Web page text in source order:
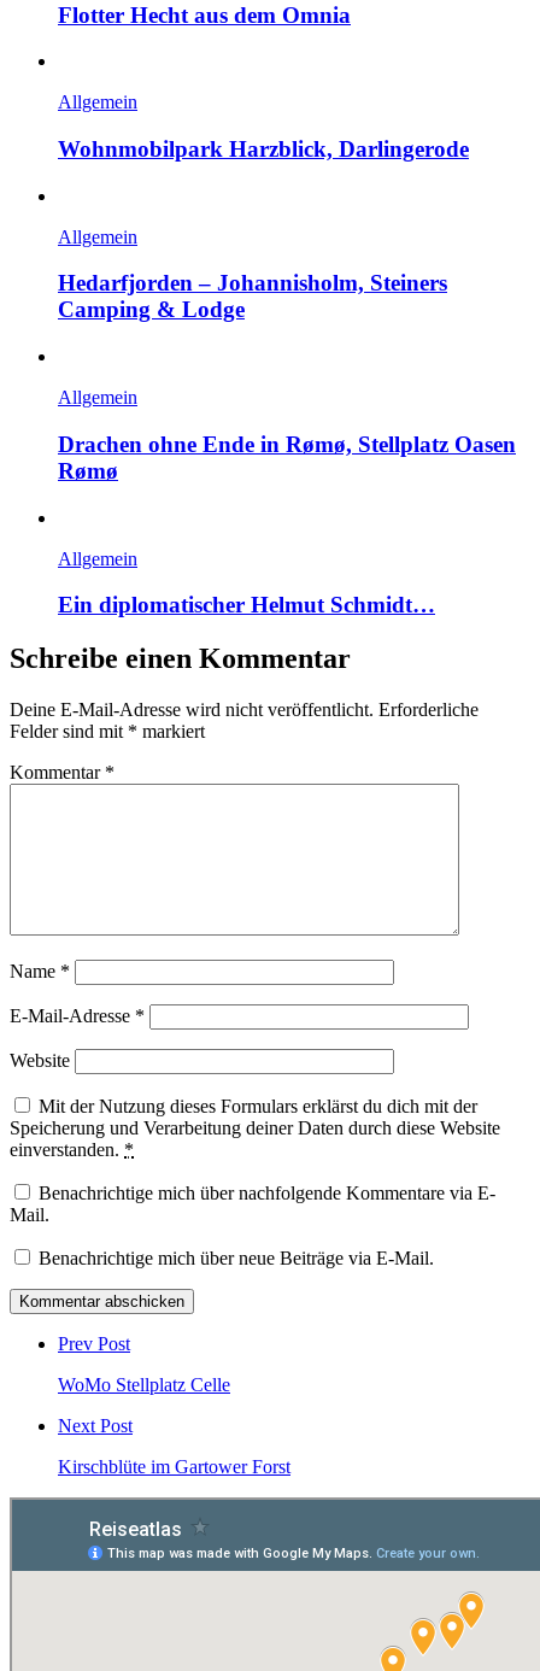
Flotter Hecht aus dem Omnia
Allgemein
Wohnmobilpark Harzblick, Darlingerode
Allgemein
Hedarfjorden – Johannisholm, Steiners
Camping & Lodge
Allgemein
Drachen ohne Ende in Rømø, Stellplatz Oasen
Rømø
Allgemein
Ein diplomatischer Helmut Schmidt…
Schreibe einen Kommentar
Deine E-Mail-Adresse wird nicht veröffentlicht. Erforderliche
Felder sind mit * markiert
Kommentar *
Name *
E-Mail-Adresse *
Website
Mit der Nutzung dieses Formulars erklärst du dich mit der
Speicherung und Verarbeitung deiner Daten durch diese Website
einverstanden. *
Benachrichtige mich über nachfolgende Kommentare via E-
Mail.
Benachrichtige mich über neue Beiträge via E-Mail.
Post
comment
Prev Post
WoMo Stellplatz Celle
Next Post
Kirschblüte im Gartower Forst